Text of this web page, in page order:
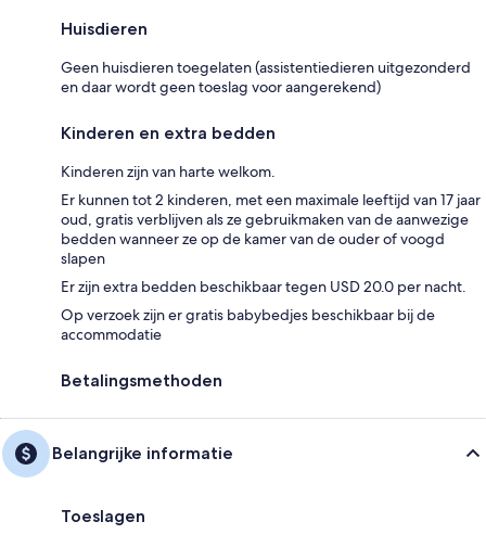
Huisdieren
Geen huisdieren toegelaten (assistentiedieren uitgezonderd
en daar wordt geen toeslag voor aangerekend)
Kinderen en extra bedden
Kinderen zijn van harte welkom.
Er kunnen tot 2 kinderen, met een maximale leeftijd van 17 jaar
oud, gratis verblijven als ze gebruikmaken van de aanwezige
bedden wanneer ze op de kamer van de ouder of voogd
slapen
Er zijn extra bedden beschikbaar tegen USD 20.0 per nacht.
Op verzoek zijn er gratis babybedjes beschikbaar bij de
accommodatie
Betalingsmethoden
Belangrijke informatie
Toeslagen